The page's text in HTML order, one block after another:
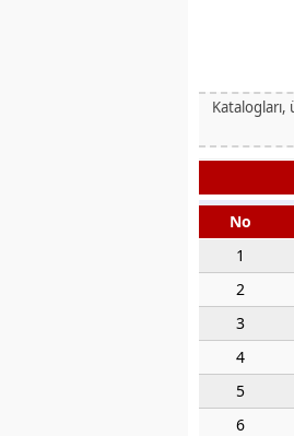
No
1
2
3
4
5
6